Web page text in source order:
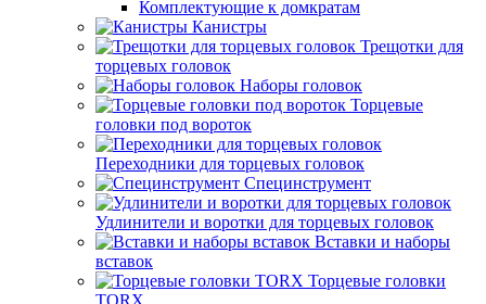
Комплектующие к домкратам
Канистры
Трещотки для
торцевых головок
Наборы головок
Торцевые
головки под вороток
Переходники для торцевых головок
Специнструмент
Удлинители и воротки для торцевых головок
Вставки и наборы
вставок
Торцевые головки
TORX